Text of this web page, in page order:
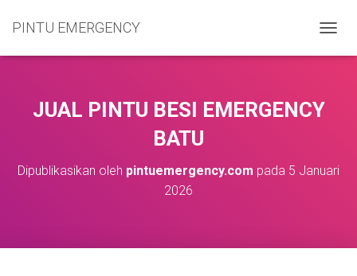
PINTU EMERGENCY
O
I
JUAL PINTU BESI EMERGENCY
BATU
Dipublikasikan oleh pintuemergency.com pada 5 Januari
2026